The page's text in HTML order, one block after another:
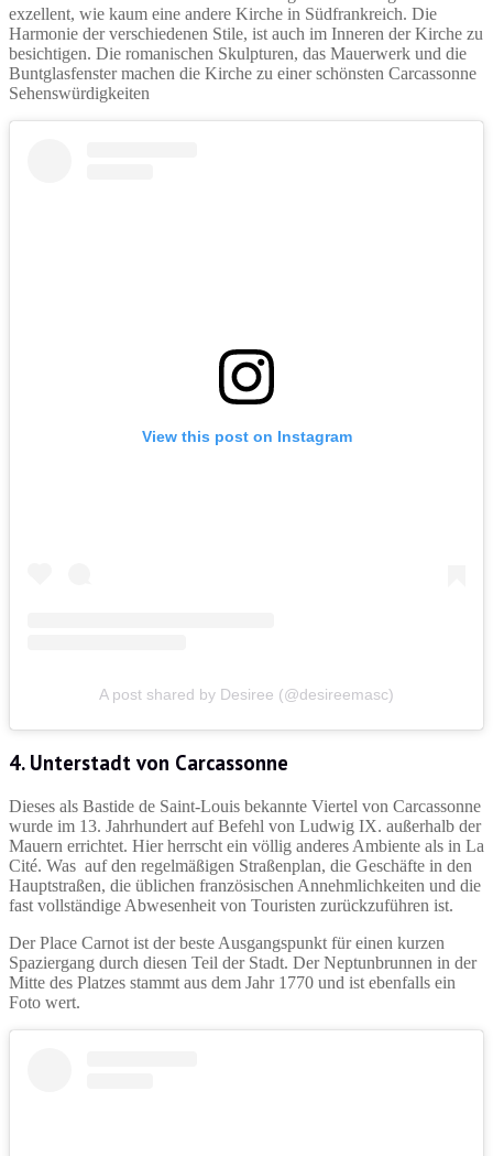
exzellent, wie kaum eine andere Kirche in Südfrankreich. Die
Harmonie der verschiedenen Stile, ist auch im Inneren der Kirche zu
besichtigen. Die romanischen Skulpturen, das Mauerwerk und die
Buntglasfenster machen die Kirche zu einer schönsten Carcassonne
Sehenswürdigkeiten
View this post on Instagram
A post shared by Desiree (@desireemasc)
4. Unterstadt von Carcassonne
Dieses als Bastide de Saint-Louis bekannte Viertel von Carcassonne
wurde im 13. Jahrhundert auf Befehl von Ludwig IX. außerhalb der
Mauern errichtet. Hier herrscht ein völlig anderes Ambiente als in La
Cité. Was auf den regelmäßigen Straßenplan, die Geschäfte in den
Hauptstraßen, die üblichen französischen Annehmlichkeiten und die
fast vollständige Abwesenheit von Touristen zurückzuführen ist.
Der Place Carnot ist der beste Ausgangspunkt für einen kurzen
Spaziergang durch diesen Teil der Stadt. Der Neptunbrunnen in der
Mitte des Platzes stammt aus dem Jahr 1770 und ist ebenfalls ein
Foto wert.